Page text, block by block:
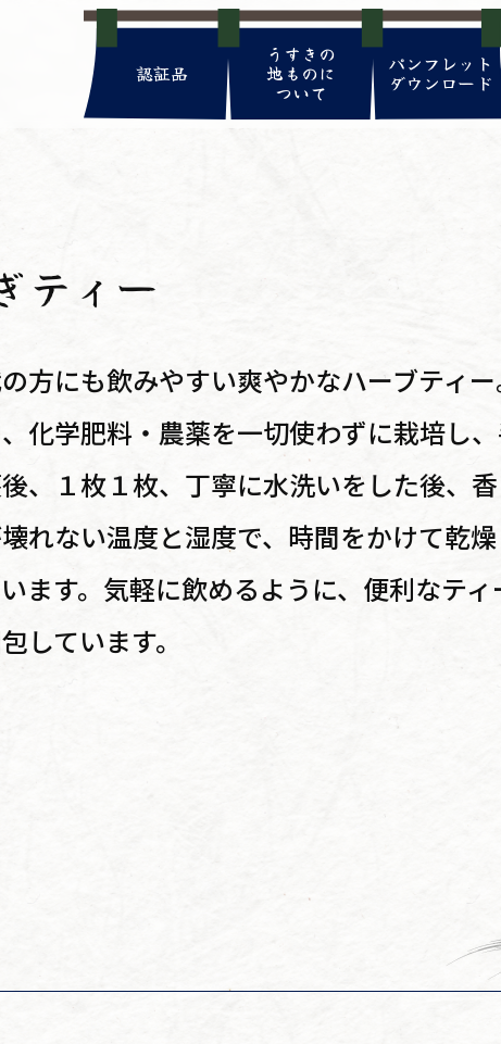
認証品
うすきの
地ものに
ついて
パンフレット
ダウンロード
ティー
方にも飲みやすい爽やかなハーブティ
化学肥料・農薬を一切使わずに栽培し
、１枚１枚、丁寧に水洗いをした後、
れない温度と湿度で、時間をかけて乾燥
ます。気軽に飲めるように、便利なティ
しています。